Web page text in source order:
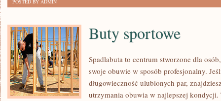
POSTED BY ADMIN
Buty sportowe
Spadlabuta to centrum stworzone dla
swoje obuwie w sposób profesjonalny.
długowieczność ulubionych par,
utrzymania obuwia w najlepszej kondycji.